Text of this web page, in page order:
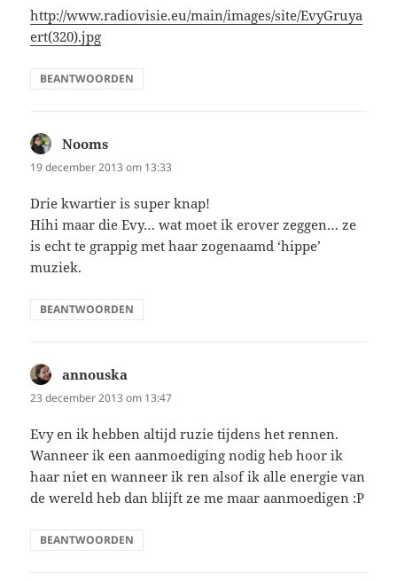
http://www.radiovisie.eu/main/images/site/EvyGruya
ert(320).jpg
BEANTWOORDEN
Nooms
19 december 2013 om 13:33
Drie kwartier is super knap!
Hihi maar die Evy… wat moet ik erover zeggen… ze
is echt te grappig met haar zogenaamd ‘hippe’
muziek.
BEANTWOORDEN
annouska
23 december 2013 om 13:47
Evy en ik hebben altijd ruzie tijdens het rennen.
Wanneer ik een aanmoediging nodig heb hoor ik
haar niet en wanneer ik ren alsof ik alle energie van
de wereld heb dan blijft ze me maar aanmoedigen :P
BEANTWOORDEN